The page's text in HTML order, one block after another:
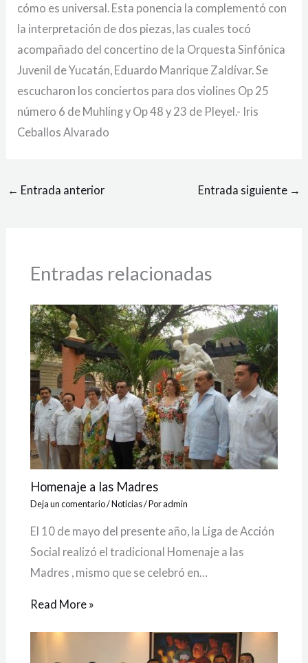
cómo es universal. Esta ponencia la complementó con
la interpretación de dos piezas, las cuales tocó
acompañado del concertino de la Orquesta Sinfónica
Juvenil de Yucatán, Eduardo Manrique Zaldívar. Se
escucharon los conciertos para dos violines Op 25
número 6 de Muhling y Op 48 y 23 de Pleyel.- Iris
Ceballos Alvarado
← Entrada anterior Entrada siguiente →
Entradas relacionadas
Homenaje a las Madres
Deja un comentario/Noticias/ Poradmin
El 10 de mayo del presente año, la Liga de Acción
Social realizó el tradicional Homenaje a las
Madres , mismo que se celebró en…
Read More »